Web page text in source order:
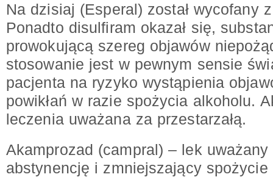
Na dzisiaj (Esperal) został wycofany
Ponadto disulfiram okazał się,
prowokującą szereg objawów
stosowanie jest w pewnym sensie
pacjenta na ryzyko wystąpienia
powikłań w razie spożycia alkoholu.
leczenia uważana za przestarzałą.
Akamprozad (campral) – lek uważany
abstynencję i zmniejszający